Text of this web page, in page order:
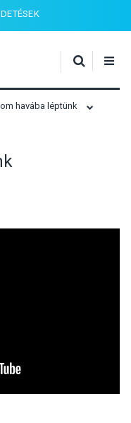
havába léptünk